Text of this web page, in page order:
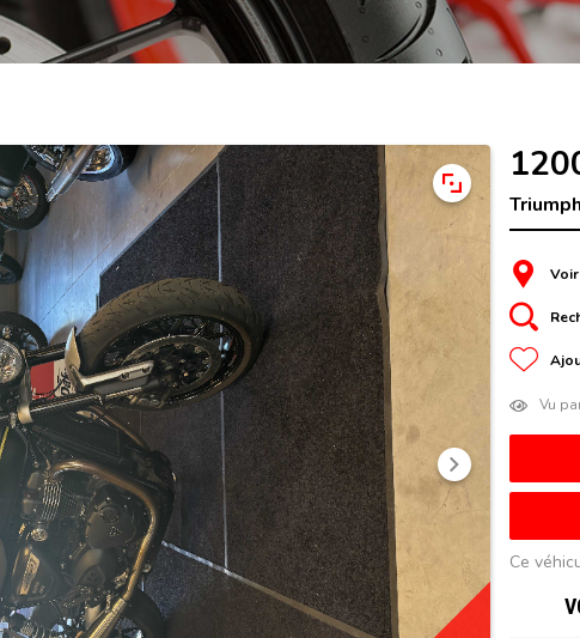
Suivant
Triumph
Vu
Ce